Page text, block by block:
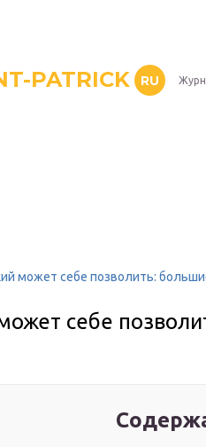
PATRICK RU
может себе позволить:
себе